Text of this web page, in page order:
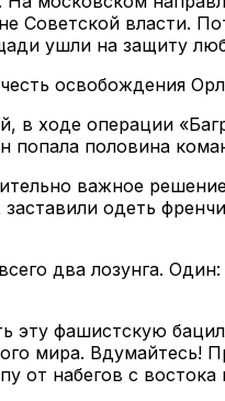
Советской власти.
ушли на защиту
освобождения
ходе операции
попала половина
важное
одеть
два лозунга.
фашистскую
мира.
набегов с